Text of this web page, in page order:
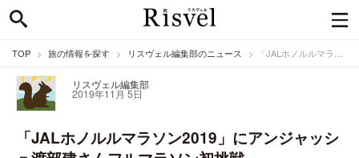
TOP 旅の情報を探す リスヴェル編集部のニュース 「JALホノルルマラソン2019」にアンジャッシュ渡部建さんフルマラソン初挑戦
リスヴェル編集部
2019年11月 5日
「JALホノルルマラソン2019」にアンジャッシ